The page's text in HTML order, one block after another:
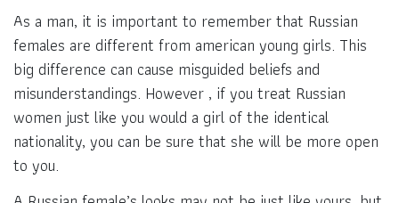
As a man, it is important to remember that Russian
females are different from american young girls. This
big difference can cause misguided beliefs and
misunderstandings. However , if you treat Russian
women just like you would a girl of the identical
nationality, you can be sure that she will be more open
to you.